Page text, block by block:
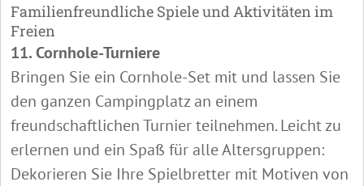
Familienfreundliche Spiele und Aktivitäten im
Freien
11. Cornhole-Turniere
Bringen Sie ein Cornhole-Set mit und lassen Sie
den ganzen Campingplatz an einem
freundschaftlichen Turnier teilnehmen. Leicht zu
erlernen und ein Spaß für alle Altersgruppen:
Dekorieren Sie Ihre Spielbretter mit Motiven von